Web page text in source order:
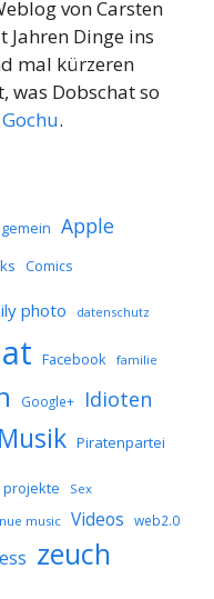
von Carsten
Jahren Dinge ins
mal kürzeren
was Dobschat so
.
Apple
Comics
photo datenschutz
Facebook familie
Google+ Idioten
Musik Piratenpartei
projekte Sex
music Videos web2.0
zeuch